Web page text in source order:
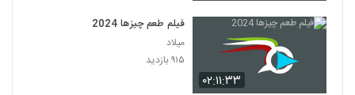
۰۲:۱۱:۳۳
فیلم طعم چیزها 2024
میلاد
۹۱۵ بازدید